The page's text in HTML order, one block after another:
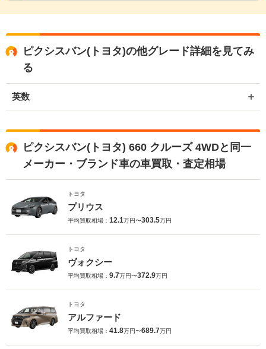
ピクシスバン(トヨタ)の他グレード詳細を見てみ
る
英数
ピクシスバン(トヨタ) 660 クルーズ 4WDと同一
メーカー・ブランド車の車買取・査定相場
トヨタ
プリウス
平均買取相場： 12.1万円〜303.5万円
トヨタ
ヴォクシー
平均買取相場： 9.7万円〜372.9万円
トヨタ
アルファード
平均買取相場： 41.8万円〜689.7万円